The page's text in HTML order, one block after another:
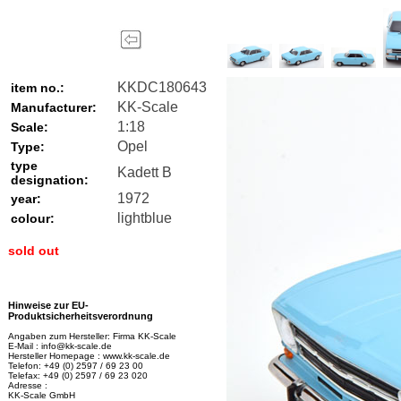
item no.: KKDC180643
Manufacturer: KK-Scale
Scale: 1:18
Type: Opel
type
designation:
Kadett B
year: 1972
colour: lightblue
sold out
Hinweise zur EU-
Produktsicherheitsverordnung
Angaben zum Hersteller: Firma KK-Scale
E-Mail : info@kk-scale.de
Hersteller Homepage : www.kk-scale.de
Telefon: +49 (0) 2597 / 69 23 00
Telefax: +49 (0) 2597 / 69 23 020
Adresse :
KK-Scale GmbH